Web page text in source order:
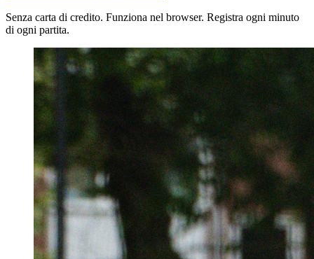
Senza carta di credito. Funziona nel browser. Registra ogni minuto
di ogni partita.